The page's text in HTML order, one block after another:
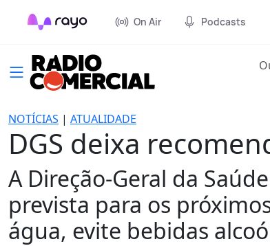
On Air Podcasts
NOTÍCIAS | ATUALIDADE
DGS deixa
A Direção-Geral da
prevista para os
água, evite bebidas